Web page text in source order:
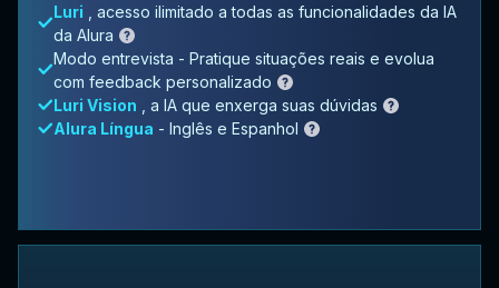
Luri
, acesso ilimitado a todas as funcionalidades da IA
da Alura
Modo entrevista - Pratique situações reais e evolua
com feedback personalizado
Luri Vision
, a IA que enxerga suas dúvidas
Alura Língua - Inglês e Espanhol